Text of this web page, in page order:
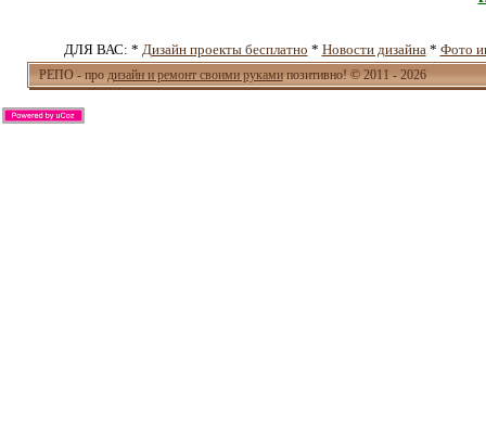
ДЛЯ ВАС: * Дизайн проекты бесплатно * Новости дизайна* Фото
РЕПО - продизайн и ремонт своими рукамипозитивно! © 2011 - 2026